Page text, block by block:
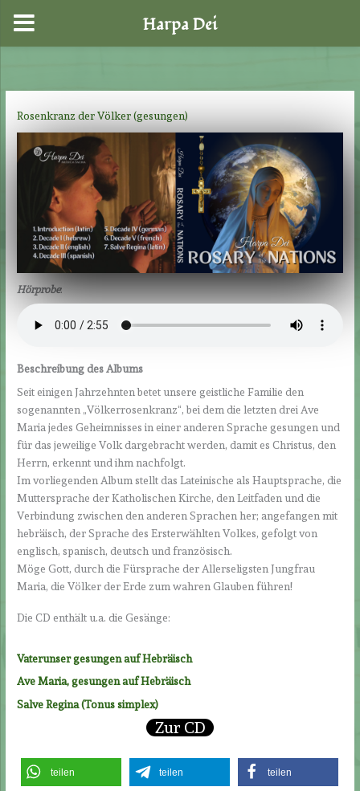
springen
Rosenkranz der Völker (gesungen)
Hörprobe:
Beschreibung des Albums
Seit einigen Jahrzehnten betet unsere geistliche Familie den
sogenannten „Völkerrosenkranz“, bei dem die letzten drei Ave
Maria jedes Geheimnisses in einer anderen Sprache gesungen und
für das jeweilige Volk dargebracht werden, damit es Christus, den
Herrn, erkennt und ihm nachfolgt.
Im vorliegenden Album stellt das Lateinische als Hauptsprache, die
Muttersprache der Katholischen Kirche, den Leitfaden und die
Verbindung zwischen den anderen Sprachen her; angefangen mit
hebräisch, der Sprache des Ersterwählten Volkes, gefolgt von
englisch, spanisch, deutsch und französisch.
Möge Gott, durch die Fürsprache der Allerseligsten Jungfrau
Maria, die Völker der Erde zum wahren Glauben führen!
Die CD enthält u.a. die Gesänge:
Vaterunser gesungen auf Hebräisch
Ave Maria, gesungen auf Hebräisch
Salve Regina (Tonus simplex)
Zur CD
teilen teilen teilen
Harpa Dei